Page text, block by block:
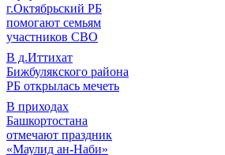
г.Октябрьский РБ
помогают семьям
участников СВО
В д.Иттихат
Бижбулякского района
РБ открылась мечеть
В приходах
Башкортостана
отмечают праздник
«Маулид ан-Наби»